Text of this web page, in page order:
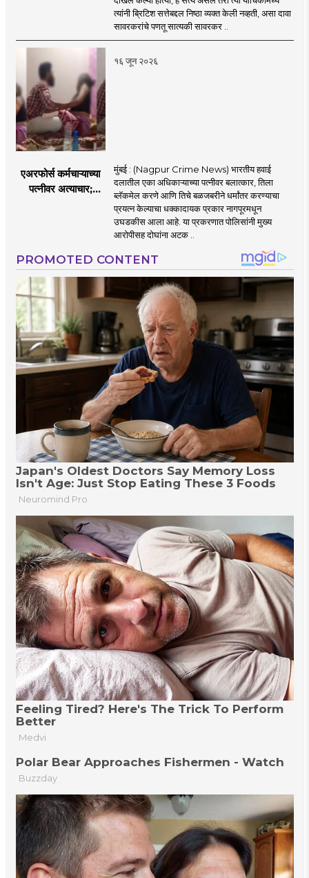
निष्ठा व्यक्त केली नाही’!
पणतू सात्यकी सावरकर
यांनी न्यायालयात सादर
केला दावा
त्यांनी ब्रिटिश सत्तेबद्दल निष्ठा व्यक्त केली नव्हती, असा दावा
सावरकरांचे पणतू सात्यकी सावरकर ..
१६ जून २०२६
एअरफोर्स कर्मचाऱ्याच्या
पत्नीवर अत्याचार;
मुंबई : (Nagpur Crime News) भारतीय हवाई
दलातील एका अधिकाऱ्याच्या पत्नीवर बलात्कार, तिला
ब्लॅकमेल करणे आणि तिचे बळजबरीने धर्मांतर करण्याचा
प्रयत्न केल्याचा धक्कादायक प्रकार नागपूरमधून
उघडकीस आला आहे. या प्रकरणात पोलिसांनी मुख्य
आरोपीसह दोघांना अटक ..